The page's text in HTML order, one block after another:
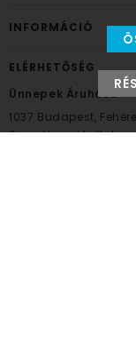
INFORMÁCIÓ
ELÉRHETŐSÉG
Ünnepek Áruháza
1037 Budapest,
Személyes átvételi